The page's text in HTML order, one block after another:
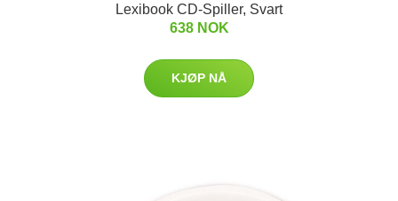
Lexibook CD-Spiller, Svart
638 NOK
KJØP NÅ